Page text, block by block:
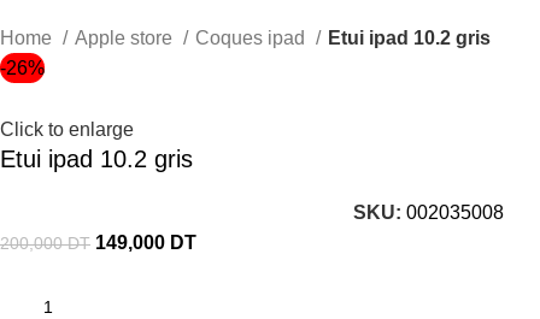
Home Apple store Coques ipad
Etui ipad 10.2 gris
-26%
Click to enlarge
Etui ipad 10.2 gris
SKU:002035008
200,000DT 149,000 DT